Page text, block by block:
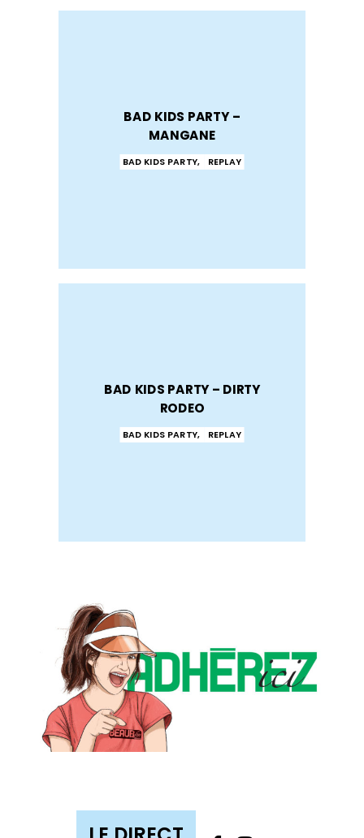
BAD KIDS PARTY –
MANGANE
BAD KIDS PARTY, REPLAY
BAD KIDS PARTY – DIRTY
RODEO
BAD KIDS PARTY, REPLAY